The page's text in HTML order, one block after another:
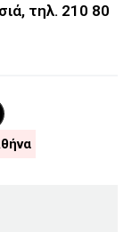
τηλ. 210 80